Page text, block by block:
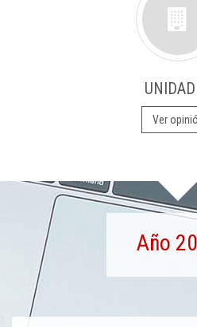
Ver
Año